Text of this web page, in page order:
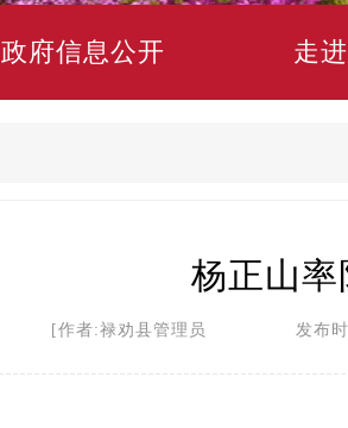
政府信息公开 走
杨正山
[作者:禄劝县管理员 发布时